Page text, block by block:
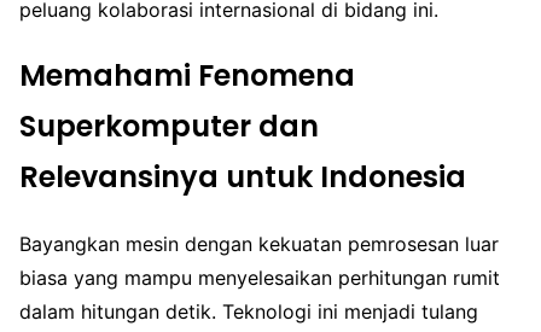
peluang kolaborasi internasional di bidang ini.
Memahami Fenomena
Superkomputer dan
Relevansinya untuk Indonesia
Bayangkan mesin dengan kekuatan pemrosesan luar
biasa yang mampu menyelesaikan perhitungan rumit
dalam hitungan detik. Teknologi ini menjadi tulang